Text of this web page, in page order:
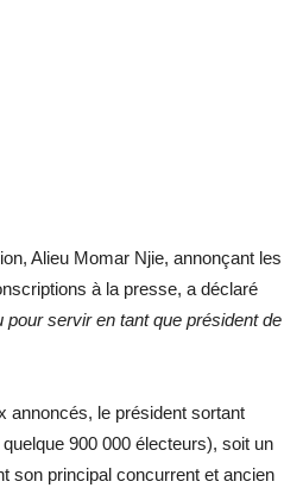
Alieu Momar Njie, annonçant les
à la presse, a déclaré
pour servir en tant que président de
annoncés, le président sortant
900 000 électeurs), soit un
son principal concurrent et ancien